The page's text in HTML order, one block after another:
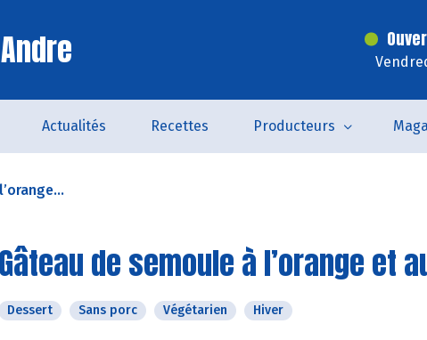
Actualités Recettes Producteurs
Gâteau de semoule à l’orange et
Dessert Sans porc Végétarien Hiver